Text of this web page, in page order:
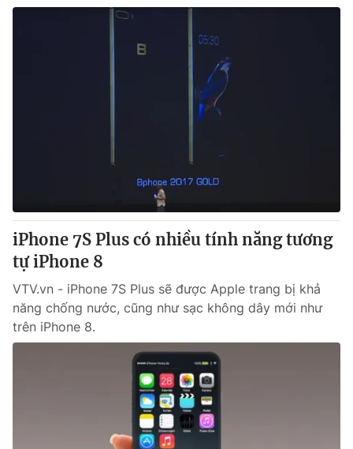
iPhone 7S Plus có nhiều tính năng tương
tự iPhone 8
VTV.vn - iPhone 7S Plus sẽ được Apple trang bị khả
năng chống nước, cũng như sạc không dây mới như
trên iPhone 8.